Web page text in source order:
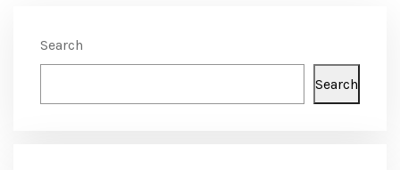
Search
Search